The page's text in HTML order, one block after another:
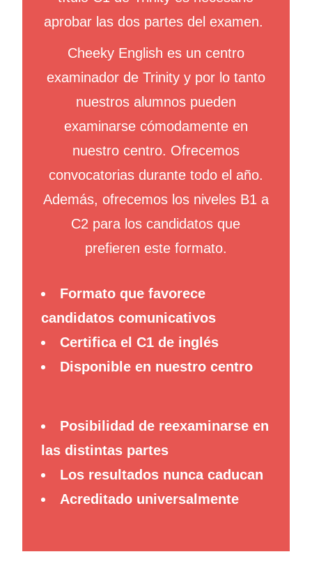
aprobar las dos partes del examen.
Cheeky English es un centro
examinador de Trinity y por lo tanto
nuestros alumnos pueden
examinarse cómodamente en
nuestro centro. Ofrecemos
convocatorias durante todo el año.
Además, ofrecemos los niveles B1 a
C2 para los candidatos que
prefieren este formato.
Formato que favorece
candidatos comunicativos
Certifica el C1 de inglés
Disponible en nuestro centro
Posibilidad de reexaminarse en
las distintas partes
Los resultados nunca caducan
Acreditado universalmente